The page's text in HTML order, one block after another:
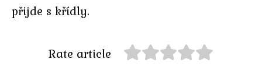
přijde s křídly.
Rate article